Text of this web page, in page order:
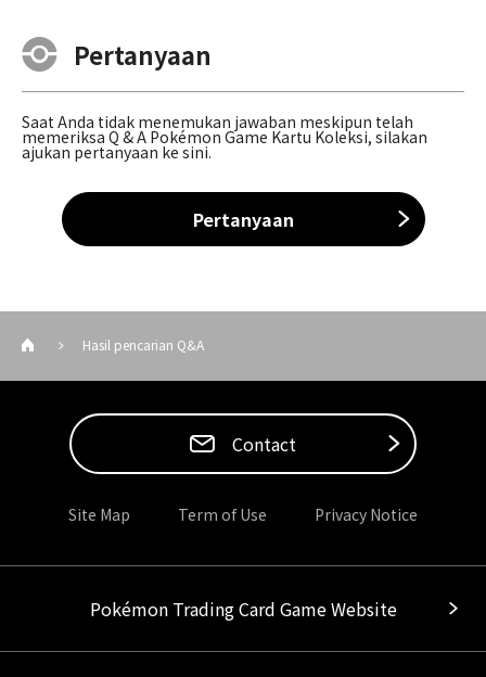
Pertanyaan
Saat Anda tidak menemukan jawaban meskipun telah
memeriksa Q & A Pokémon Game Kartu Koleksi, silakan
ajukan pertanyaan ke sini.
Pertanyaan
Hasil pencarian Q&A
Contact
Site Map Term of Use Privacy Notice
Pokémon Trading Card Game Website